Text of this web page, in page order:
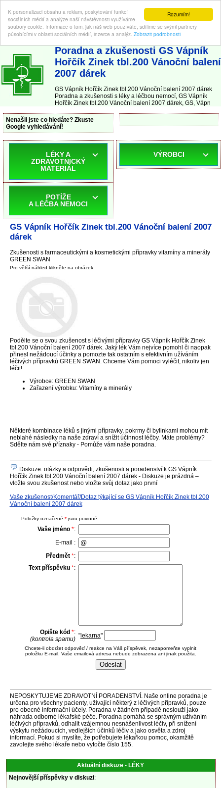
Rozumím!
K personalizaci obsahu a reklam, poskytování funkcí
sociálních médií a analýze naší návštěvnosti využíváme
soubory cookie. Informace o tom, jak náš web používáte, sdílíme se svými partnery
působícími v oblasti sociálních médií, inzerce a analýz. Zobrazit podrobnosti
ABC-LEKARNA.cz | Poradna a zkušenosti s léky a léčbou nemocí
Poradna a zkušenosti GS Vápník
Hořčík Zinek tbl.200 Vánoční balení
2007 dárek
GS Vápník Hořčík Zinek tbl.200 Vánoční balení 2007 dárek
Poradna a zkušenosti s léky a léčbou nemocí, GS Vápník
Hořčík Zinek tbl.200 Vánoční balení 2007 dárek, GS, Vápn
Nenašli jste co hledáte? Zkuste
Google vyhledávání!
LÉKY A
ZDRAVOTNICKÝ
MATERIÁL
POTÍŽE
A LÉČBA NEMOCI
VÝROBCI
GS Vápník Hořčík Zinek tbl.200 Vánoční balení 2007
dárek
Zkušenosti s farmaceutickými a kosmetickými přípravky vitamíny a minerály
GREEN SWAN
Pro větší náhled klikněte na obrázek
Podělte se o svou zkušenost s léčivými přípravky GS Vápník Hořčík Zinek
tbl.200 Vánoční balení 2007 dárek. Jaký lék Vám nejvíce pomohl či naopak
přinesl nežádoucí účinky a pomozte tak ostatním s efektivním užíváním
léčivých přípravků GREEN SWAN. Chceme Vám pomoci vyléčit, nikoliv jen
léčit!
Výrobce: GREEN SWAN
Zařazení výrobku: Vitamíny a minerály
Některé kombinace léků s jinými přípravky, pokrmy či bylinkami mohou mít
neblahé následky na naše zdraví a snížit účinnost léčby. Máte problémy?
Sdělte nám své příznaky - Pomůže vám naše poradna.
Diskuze: otázky a odpovědi, zkušenosti a poradenství k GS Vápník
Hořčík Zinek tbl.200 Vánoční balení 2007 dárek - Diskuze je prázdná –
vložte svou zkušenost nebo vložte svůj dotaz jako první
Vaše zkušenost/Komentář/Dotaz týkající se GS Vápník Hořčík Zinek tbl.200
Vánoční balení 2007 dárek
Položky označené * jsou povinné.
Vaše jméno *:
E-mail :
Předmět *:
Text příspěvku *:
Opište kód *:
(kontrola spamu) " lekarna"
Chcete-li obdržet odpověď / reakce na Váš příspěvek, nezapomeňte vyplnit
položku E-mail. Vaše emailová adresa nebude zobrazena ani jinak použita.
NEPOSKYTUJEME ZDRAVOTNÍ PORADENSTVÍ. Naše online poradna je
určena pro všechny pacienty, užívající některý z léčivých přípravků, pouze
pro obecné informační účely. Poradna v žádném případě neslouží jako
náhrada odborné lékařské péče. Poradna pomáhá se správným užíváním
léčivých přípravků, odhalit vzájemnou nesnášenlivost léčiv, při snížení
výskytu nežádoucích, vedlejších účinků léčiv a jako osvěta a zdroj
informací. Pokud si myslíte, že potřebujete lékařkou pomoc, okamžitě
zavolejte svého lékaře nebo vytočte číslo 155.
Aktuální diskuze - LÉKY
Nejnovější příspěvky v diskuzi: